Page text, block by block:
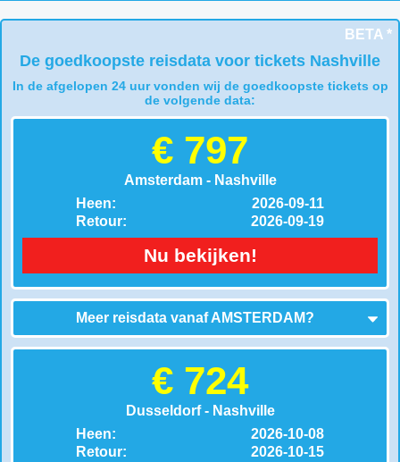
BETA *
De goedkoopste reisdata voor tickets Nashville
In de afgelopen 24 uur vonden wij de goedkoopste tickets op
de volgende data:
€ 797
Amsterdam - Nashville
Heen:
Retour:
2026-09-11
2026-09-19
Nu bekijken!
Meer reisdata vanafAMSTERDAM?
€ 724
Dusseldorf - Nashville
Heen:
Retour:
2026-10-08
2026-10-15